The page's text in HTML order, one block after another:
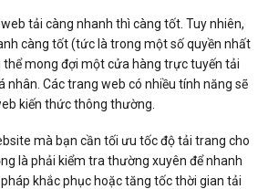
tải càng nhanh thì càng tốt. Tuy nhiên,
càng tốt (tức là trong một số quyền nhất
thể mong đợi một cửa hàng trực tuyến tải
nhân. Các trang web có nhiều tính năng sẽ
kiến thức thông thường.
mà bạn cần tối ưu tốc độ tải trang cho
là phải kiểm tra thường xuyên để nhanh
khắc phục hoặc tăng tốc thời gian tải